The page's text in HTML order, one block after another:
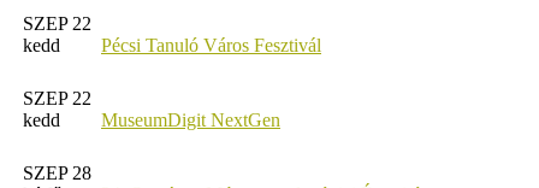
SZEP 22
kedd
Pécsi Tanuló Város Fesztivál
SZEP 22
kedd
MuseumDigit NextGen
SZEP 28